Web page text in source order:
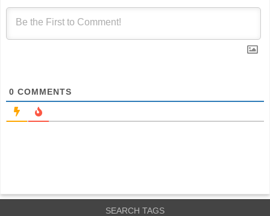
0 COMMENTS
SEARCH TAGS